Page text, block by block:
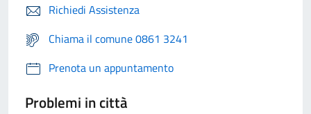
Richiedi Assistenza
Chiama il comune 0861 3241
Prenota un appuntamento
Problemi in città